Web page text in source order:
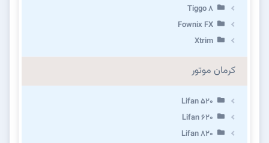
Tiggo 8
Fownix FX
Xtrim
کرمان موتور
Lifan 520
Lifan 620
Lifan 820